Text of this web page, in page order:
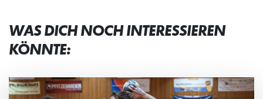
WAS DICH NOCH INTERESSIEREN
KÖNNTE: